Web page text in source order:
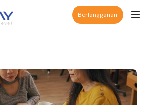
Berlangganan